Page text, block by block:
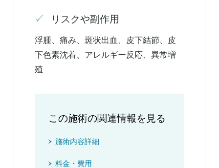
リスクや副作用
浮腫、痛み、斑状出血、皮下結節、皮
下色素沈着、アレルギー反応、異常増
殖
この施術の関連情報を見る
施術内容詳細
料金・費用